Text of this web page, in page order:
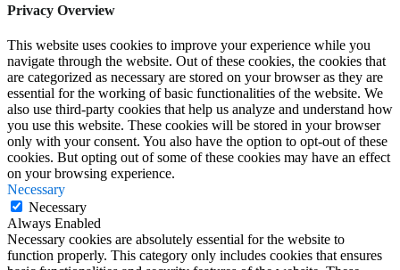
Privacy Overview
This website uses cookies to improve your experience while you
navigate through the website. Out of these cookies, the cookies that
are categorized as necessary are stored on your browser as they are
essential for the working of basic functionalities of the website. We
also use third-party cookies that help us analyze and understand how
you use this website. These cookies will be stored in your browser
only with your consent. You also have the option to opt-out of these
cookies. But opting out of some of these cookies may have an effect
on your browsing experience.
Necessary
Necessary
Always Enabled
Necessary cookies are absolutely essential for the website to
function properly. This category only includes cookies that ensures